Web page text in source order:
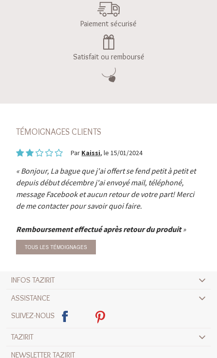
Paiement sécurisé
Satisfait ou remboursé
TÉMOIGNAGES CLIENTS
Par Kaissi, le 15/01/2024
Bonjour, La bague que j'ai offert se fend petit à petit et
depuis début décembre j'ai envoyé mail, téléphoné,
message Facebook et aucun retour de votre part! Merci
de me contacter pour savoir quoi faire.
Remboursement effectué après retour du produit
TOUS LES TÉMOIGNAGES
INFOS TAZIRIT
ASSISTANCE
SUIVEZ-NOUS
TAZIRIT
NEWSLETTER TAZIRIT